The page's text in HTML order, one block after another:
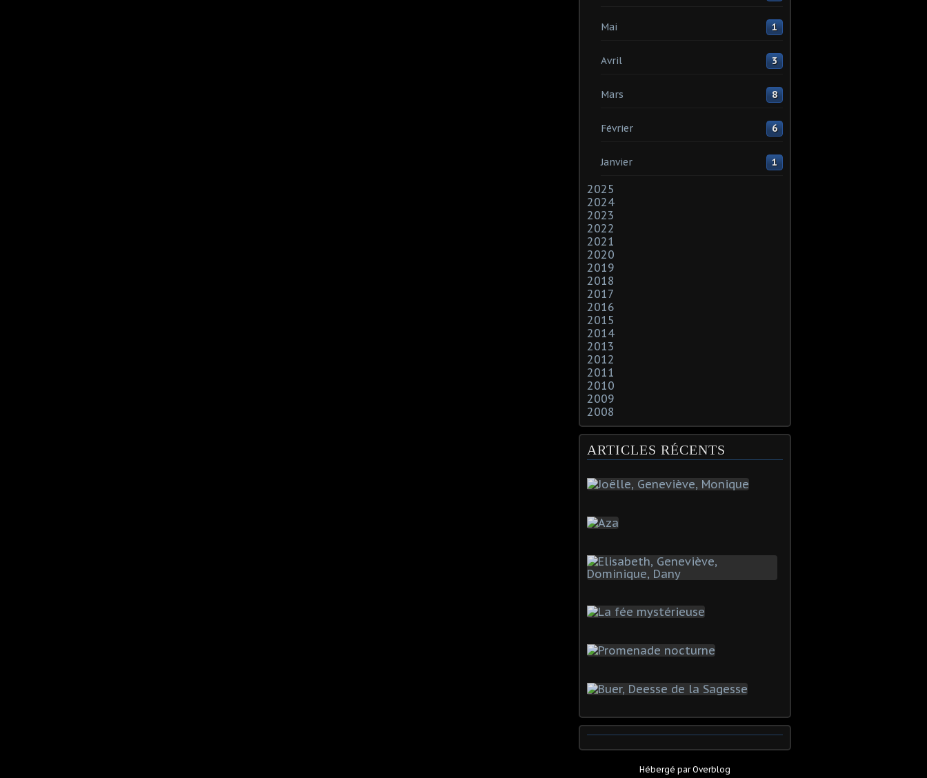
Mai 1
Avril 3
Mars 8
Février 6
Janvier 1
2025
2024
2023
2022
2021
2020
2019
2018
2017
2016
2015
2014
2013
2012
2011
2010
2009
2008
ARTICLES RÉCENTS
Hébergé parOverblog